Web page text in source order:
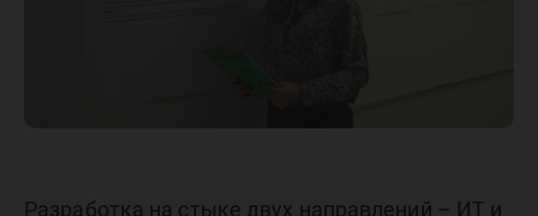
эмоции
Разработка на стыке двух направлений – ИТ и